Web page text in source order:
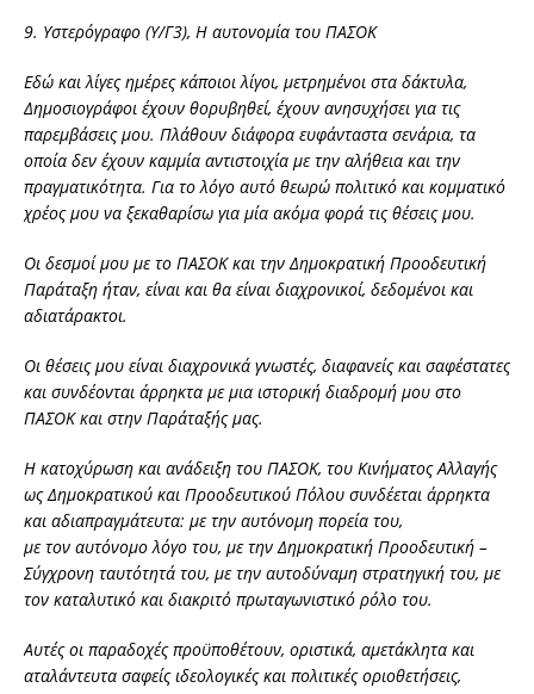
9. Υστερόγραφο (Υ/Γ3), Η αυτονομία του ΠΑΣΟΚ
Εδώ και λίγες ημέρες κάποιοι λίγοι, μετρημένοι στα δάκτυλα,
Δημοσιογράφοι έχουν θορυβηθεί, έχουν ανησυχήσει για τις
παρεμβάσεις μου. Πλάθουν διάφορα ευφάνταστα σενάρια, τα
οποία δεν έχουν καμμία αντιστοιχία με την αλήθεια και την
πραγματικότητα. Για το λόγο αυτό θεωρώ πολιτικό και κομματικό
χρέος μου να ξεκαθαρίσω για μία ακόμα φορά τις θέσεις μου.
Οι δεσμοί μου με το ΠΑΣΟΚ και την Δημοκρατική Προοδευτική
Παράταξη ήταν, είναι και θα είναι διαχρονικοί, δεδομένοι και
αδιατάρακτοι.
Οι θέσεις μου είναι διαχρονικά γνωστές, διαφανείς και σαφέστατες
και συνδέονται άρρηκτα με μια ιστορική διαδρομή μου στο
ΠΑΣΟΚ και στην Παράταξής μας.
Η κατοχύρωση και ανάδειξη του ΠΑΣΟΚ, του Κινήματος Αλλαγής
ως Δημοκρατικού και Προοδευτικού Πόλου συνδέεται άρρηκτα
και αδιαπραγμάτευτα: με την αυτόνομη πορεία του,
με τον αυτόνομο λόγο του, με την Δημοκρατική Προοδευτική –
Σύγχρονη ταυτότητά του, με την αυτοδύναμη στρατηγική του, με
τον καταλυτικό και διακριτό πρωταγωνιστικό ρόλο του.
Αυτές οι παραδοχές προϋποθέτουν, οριστικά, αμετάκλητα και
αταλάντευτα σαφείς ιδεολογικές και πολιτικές οριοθετήσεις,